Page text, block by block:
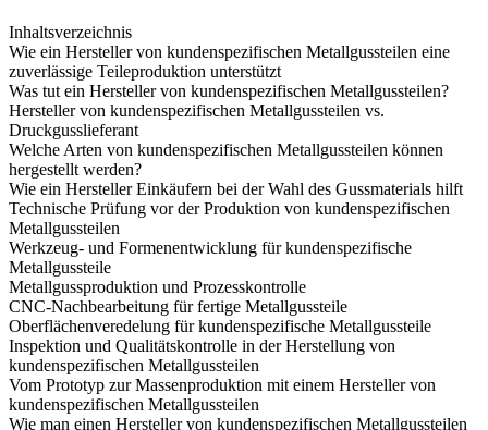
Inhaltsverzeichnis
Wie ein Hersteller von kundenspezifischen Metallgussteilen eine
zuverlässige Teileproduktion unterstützt
Was tut ein Hersteller von kundenspezifischen Metallgussteilen?
Hersteller von kundenspezifischen Metallgussteilen vs.
Druckgusslieferant
Welche Arten von kundenspezifischen Metallgussteilen können
hergestellt werden?
Wie ein Hersteller Einkäufern bei der Wahl des Gussmaterials hilft
Technische Prüfung vor der Produktion von kundenspezifischen
Metallgussteilen
Werkzeug- und Formenentwicklung für kundenspezifische
Metallgussteile
Metallgussproduktion und Prozesskontrolle
CNC-Nachbearbeitung für fertige Metallgussteile
Oberflächenveredelung für kundenspezifische Metallgussteile
Inspektion und Qualitätskontrolle in der Herstellung von
kundenspezifischen Metallgussteilen
Vom Prototyp zur Massenproduktion mit einem Hersteller von
kundenspezifischen Metallgussteilen
Wie man einen Hersteller von kundenspezifischen Metallgussteilen